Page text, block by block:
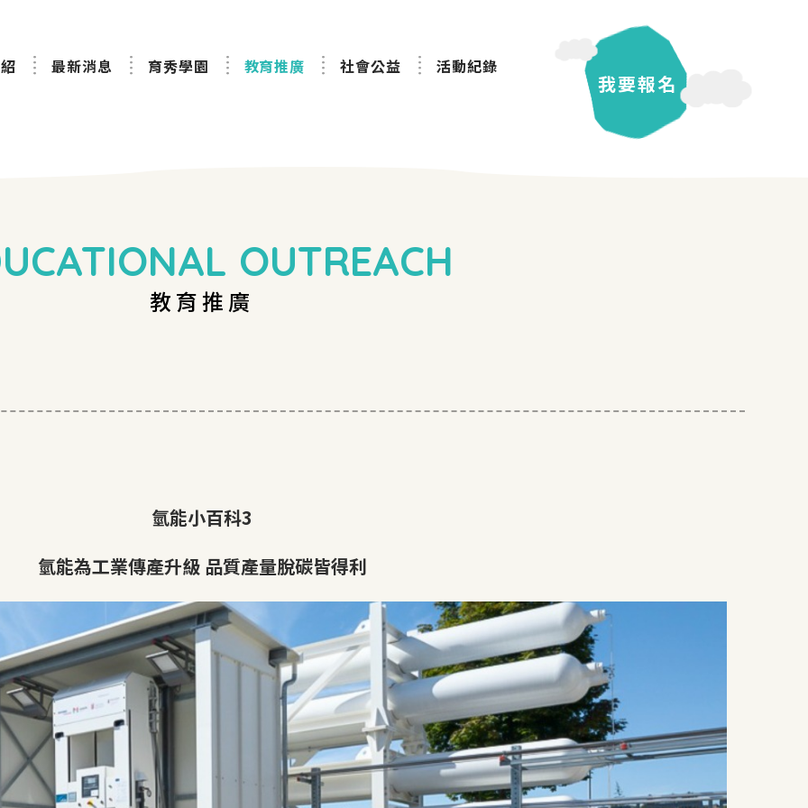
最新消息 育秀學園 教育推廣 社會公益 活動紀錄
我要報名
OUTREACH
教育推廣
氫能小百科3
氫能為工業傳產升級 品質產量脫碳皆得利